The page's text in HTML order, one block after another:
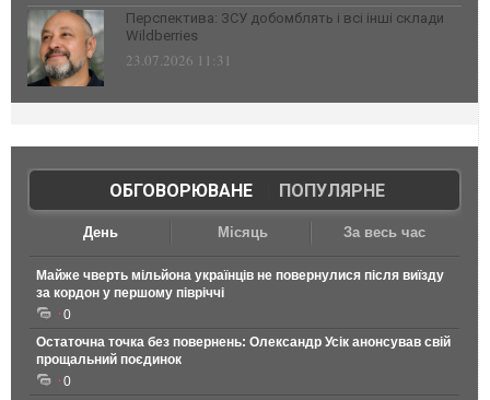
Перспектива: ЗСУ добомблять і всі інші склади
Wildberries
23.07.2026 11:31
ОБГОВОРЮВАНЕ| ПОПУЛЯРНЕ
День Місяць За весь час
Майже чверть мільйона українців не повернулися після виїзду
за кордон у першому півріччі
0
Остаточна точка без повернень: Олександр Усік анонсував свій
прощальний поєдинок
0